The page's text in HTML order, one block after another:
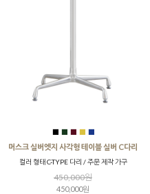
■ ■ ■ ■ ■
머스크 실버엣지 사각형 테이블 실버 C다리
컬러 형태 C-TYPE 다리 / 주문 제작 가구
450,000원
450,000원